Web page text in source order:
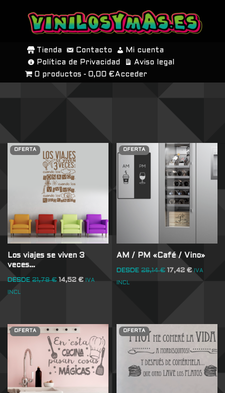
SALTAR
CONTENIDO
Tienda Contacto
Mi cuenta
Política de Privacidad
Aviso legal
0 productos
0,00 € Acceder
OFERTA
Los viajes se viven 3
veces…
DESDE 21,78€ 14,52 € IVA
INCL
OFERTA
AM / PM «Café / Vino»
DESDE 26,14€ 17,42€ IVA
INCL
OFERTA OFERTA